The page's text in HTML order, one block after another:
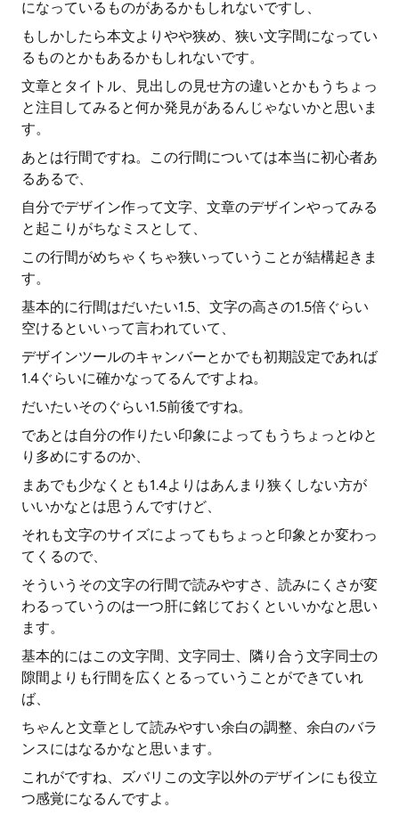
になっているものがあるかもしれないですし、
もしかしたら本文よりやや狭め、狭い文字間になってい
るものとかもあるかもしれないです。
文章とタイトル、見出しの見せ方の違いとかもうちょっ
と注目してみると何か発見があるんじゃないかと思いま
す。
あとは行間ですね。この行間については本当に初心者あ
るあるで、
自分でデザイン作って文字、文章のデザインやってみる
と起こりがちなミスとして、
この行間がめちゃくちゃ狭いっていうことが結構起きま
す。
基本的に行間はだいたい1.5、文字の高さの1.5倍ぐらい
空けるといいって言われていて、
デザインツールのキャンバーとかでも初期設定であれば
1.4ぐらいに確かなってるんですよね。
だいたいそのぐらい1.5前後ですね。
であとは自分の作りたい印象によってもうちょっとゆと
り多めにするのか、
まあでも少なくとも1.4よりはあんまり狭くしない方が
いいかなとは思うんですけど、
それも文字のサイズによってもちょっと印象とか変わっ
てくるので、
そういうその文字の行間で読みやすさ、読みにくさが変
わるっていうのは一つ肝に銘じておくといいかなと思い
ます。
基本的にはこの文字間、文字同士、隣り合う文字同士の
隙間よりも行間を広くとるっていうことができていれ
ば、
ちゃんと文章として読みやすい余白の調整、余白のバラ
ンスにはなるかなと思います。
これがですね、ズバリこの文字以外のデザインにも役立
つ感覚になるんですよ。